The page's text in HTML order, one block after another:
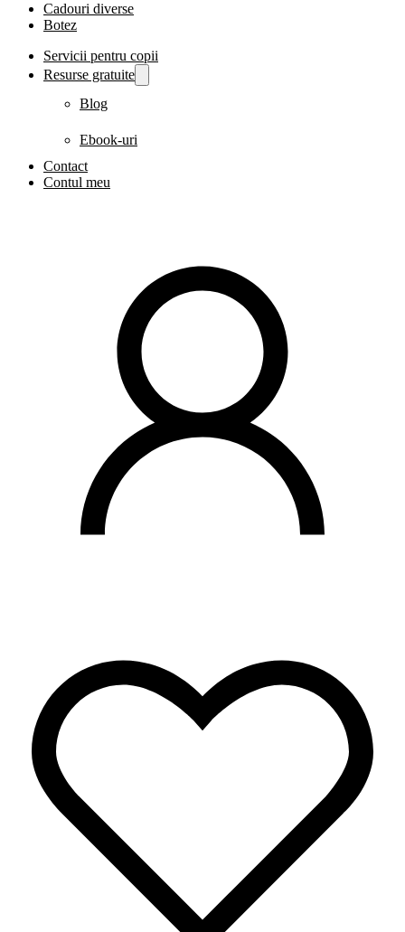
Cadouri diverse
Botez
Servicii pentru copii
Resurse gratuite
Blog
Ebook-uri
Contact
Contul meu